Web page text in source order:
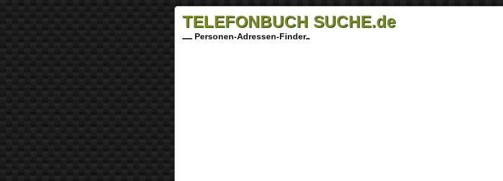
TELEFONBUCH SUCHE.de
Personen-Adressen-Finder